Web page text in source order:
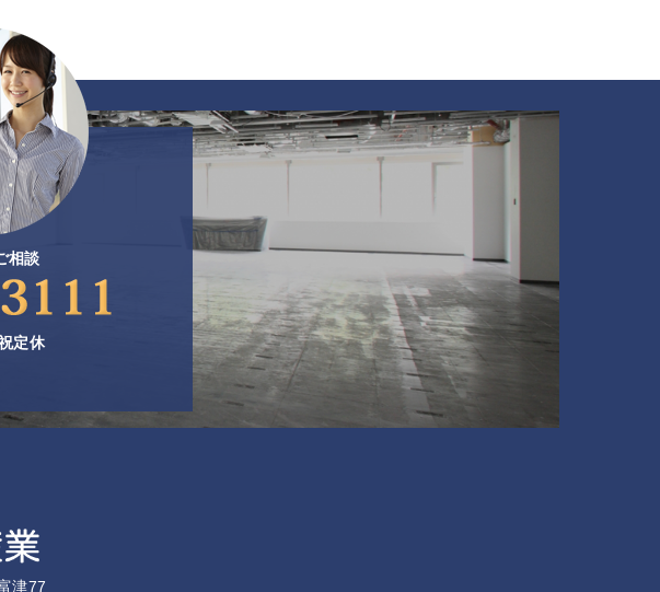
相談
定休
津77